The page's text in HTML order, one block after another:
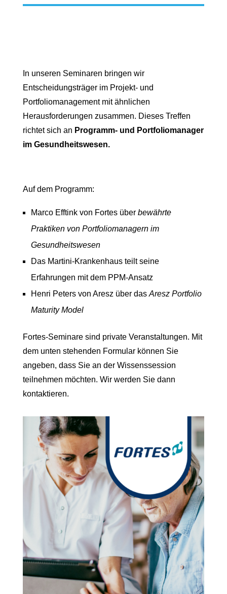
In unseren Seminaren bringen wir
Entscheidungsträger im Projekt- und
Portfoliomanagement mit ähnlichen
Herausforderungen zusammen. Dieses Treffen
richtet sich an Programm- und Portfoliomanager
im Gesundheitswesen.
Auf dem Programm:
Marco Efftink von Fortes über bewährte
Praktiken von Portfoliomanagern im
Gesundheitswesen
Das Martini-Krankenhaus teilt seine
Erfahrungen mit dem PPM-Ansatz
Henri Peters von Aresz über das Aresz Portfolio
Maturity Model
Fortes-Seminare sind private Veranstaltungen. Mit
dem unten stehenden Formular können Sie
angeben, dass Sie an der Wissenssession
teilnehmen möchten. Wir werden Sie dann
kontaktieren.